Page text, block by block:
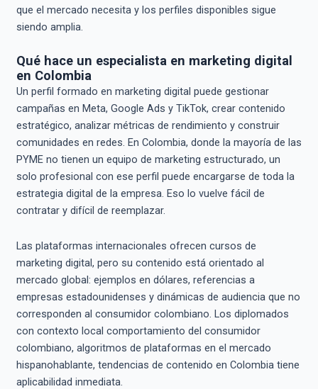
que el mercado necesita y los perfiles disponibles sigue
siendo amplia.
Qué hace un especialista en marketing digital
en Colombia
Un perfil formado en marketing digital puede gestionar
campañas en Meta, Google Ads y TikTok, crear contenido
estratégico, analizar métricas de rendimiento y construir
comunidades en redes. En Colombia, donde la mayoría de las
PYME no tienen un equipo de marketing estructurado, un
solo profesional con ese perfil puede encargarse de toda la
estrategia digital de la empresa. Eso lo vuelve fácil de
contratar y difícil de reemplazar.
Las plataformas internacionales ofrecen cursos de
marketing digital, pero su contenido está orientado al
mercado global: ejemplos en dólares, referencias a
empresas estadounidenses y dinámicas de audiencia que no
corresponden al consumidor colombiano. Los diplomados
con contexto local comportamiento del consumidor
colombiano, algoritmos de plataformas en el mercado
hispanohablante, tendencias de contenido en Colombia tiene
aplicabilidad inmediata.